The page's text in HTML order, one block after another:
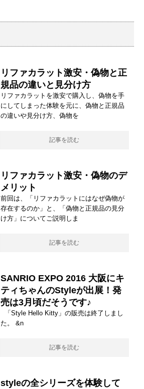
リファカラット激安・偽物と正
規品の違いと見分け方
リファカラットを激安で購入し、偽物を手
にしてしまった体験を元に、偽物と正規品
の違いや見分け方、偽物を
記事を読む
リファカラット激安・偽物のデ
メリット
前回は、「リファカラットにはなぜ偽物が
存在するのか」と、「偽物と正規品の見分
け方」についてご説明しま
記事を読む
SANRIO EXPO 2016 大阪にキ
ティちゃんのStyleが出展！発
売は3月頃だそうです♪
「Style Hello Kitty」の販売は終了しまし
た。 &n
記事を読む
styleの全シリーズを体験して